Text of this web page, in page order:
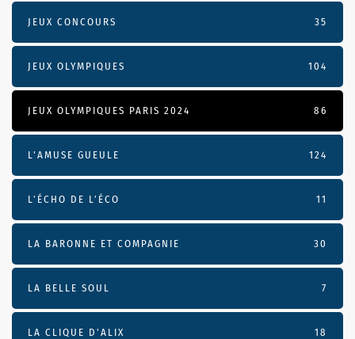
JEUX CONCOURS 35
JEUX OLYMPIQUES 104
JEUX OLYMPIQUES PARIS 2024 86
L'AMUSE GUEULE 124
L’ÉCHO DE L’ÉCO 11
LA BARONNE ET COMPAGNIE 30
LA BELLE SOUL 7
LA CLIQUE D'ALIX 18